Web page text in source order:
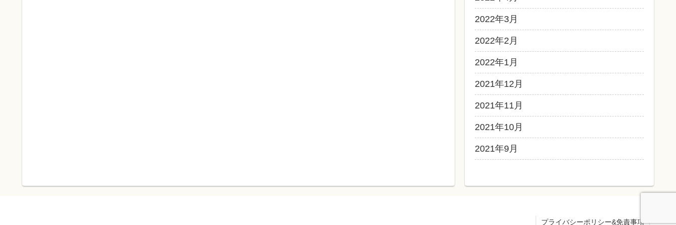
2022年3月
2022年2月
2022年1月
2021年12月
2021年11月
2021年10月
2021年9月
プライバシーポリシー&免責事項